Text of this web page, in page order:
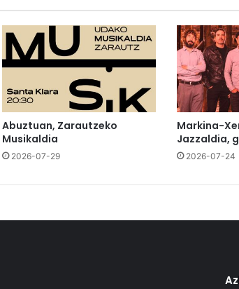
Abuztuan, Zarautzeko
Musikaldia
2026-07-29
Markina-
Jazzaldia,
2026-07-24